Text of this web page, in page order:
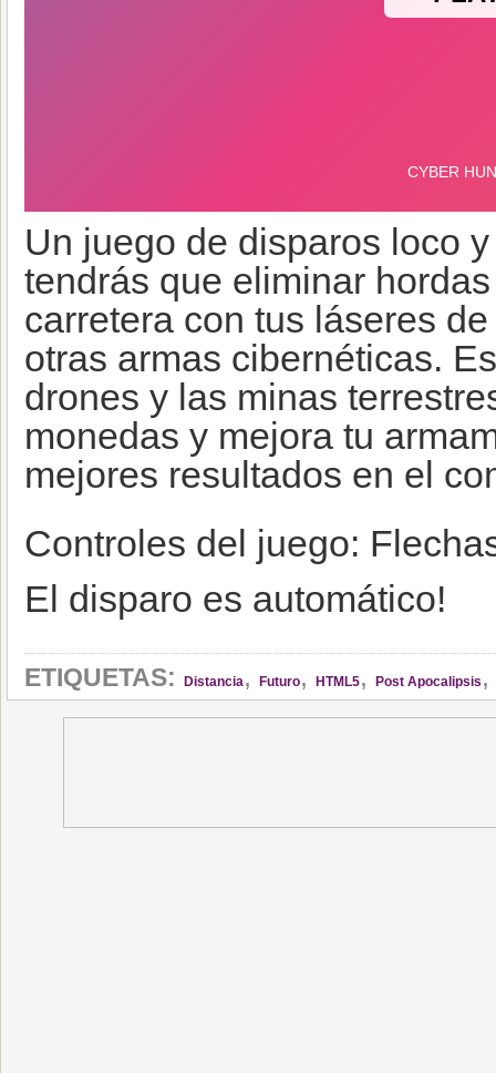
Un juego de disparos loco
tendrás que eliminar
carretera con tus láseres
otras armas cibernéticas.
drones y las minas
monedas y mejora tu
mejores resultados en el
Controles del juego:
El disparo es automático!
ETIQUETAS: Distancia, Futuro, HTML5, Post Apocalipsis ,